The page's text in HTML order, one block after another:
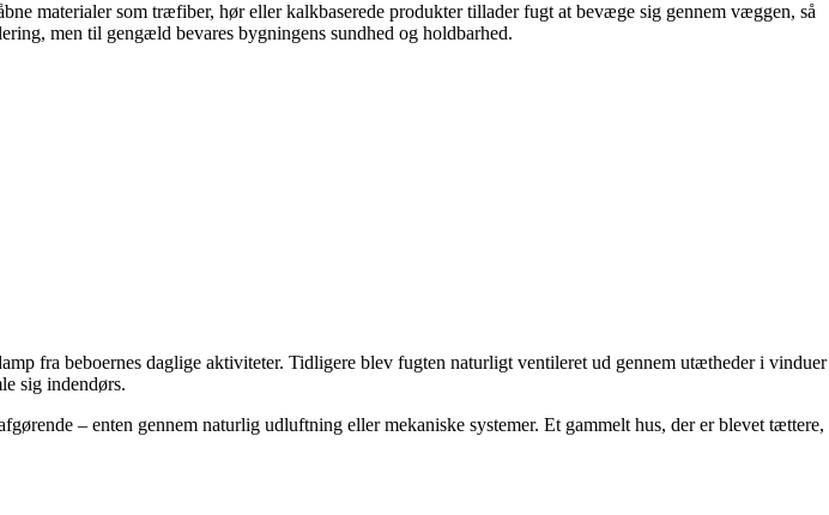
materialer som træfiber, hør eller kalkbaserede produkter tillader fugt at bevæge sig gennem væggen, så
men til gengæld bevares bygningens sundhed og holdbarhed.
fra beboernes daglige aktiviteter. Tidligere blev fugten naturligt ventileret ud gennem utætheder i vinduer
sig indendørs.
– enten gennem naturlig udluftning eller mekaniske systemer. Et gammelt hus, der er blevet tættere,